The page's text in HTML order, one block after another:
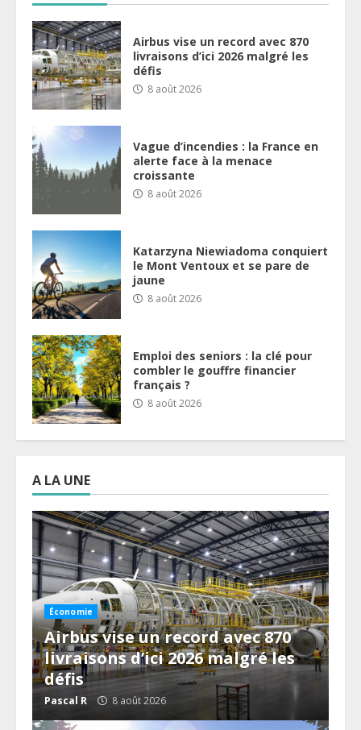
A LA UNE
Économie
Airbus vise un record avec 870
livraisons d’ici 2026 malgré les
défis
Pascal R 8 août 2026
Airbus vise un record avec 870
livraisons d’ici 2026 malgré les
défis
8 août 2026
Vague d’incendies : la France en
alerte face à la menace
croissante
8 août 2026
Katarzyna Niewiadoma conquiert
le Mont Ventoux et se pare de
jaune
8 août 2026
Emploi des seniors : la clé pour
combler le gouffre financier
français ?
8 août 2026